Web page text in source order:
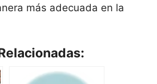
más adecuada en la